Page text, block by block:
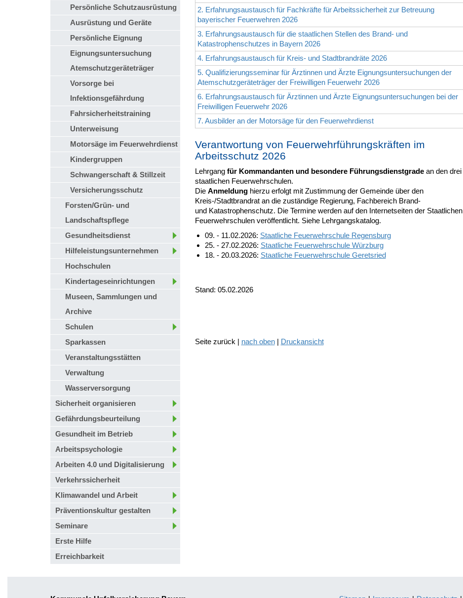
Persönliche Schutzausrüstung
Ausrüstung und Geräte
Persönliche Eignung
Eignungsuntersuchung
Atemschutzgeräteträger
Vorsorge bei
Infektionsgefährdung
Fahrsicherheitstraining
Unterweisung
Motorsäge im Feuerwehrdienst
Kindergruppen
Schwangerschaft & Stillzeit
Versicherungsschutz
Forsten/Grün- und
Landschaftspflege
Gesundheitsdienst
Hilfeleistungsunternehmen
Hochschulen
Kindertageseinrichtungen
Museen, Sammlungen und
Archive
Schulen
Sparkassen
Veranstaltungsstätten
Verwaltung
Wasserversorgung
Sicherheit organisieren
Gefährdungsbeurteilung
Gesundheit im Betrieb
Arbeitspsychologie
Arbeiten 4.0 und Digitalisierung
Verkehrssicherheit
Klimawandel und Arbeit
Präventionskultur gestalten
Seminare
Erste Hilfe
Erreichbarkeit
2. Erfahrungsaustausch für Fachkräfte für Arbeitssicherheit zur Betreuung
bayerischer Feuerwehren 2026
3. Erfahrungsaustausch für die staatlichen Stellen des Brand- und
Katastrophenschutzes in Bayern 2026
4. Erfahrungsaustausch für Kreis- und Stadtbrandräte 2026
5. Qualifizierungsseminar für Ärztinnen und Ärzte Eignungsuntersuchungen der
Atemschutzgeräteträger der Freiwilligen Feuerwehr 2026
6. Erfahrungsaustausch für Ärztinnen und Ärzte Eignungsuntersuchungen bei der
Freiwilligen Feuerwehr 2026
7. Ausbilder an der Motorsäge für den Feuerwehrdienst
Verantwortung von Feuerwehrführungskräften im
Arbeitsschutz 2026
Lehrgang für Kommandanten und besondere Führungsdienstgradean den drei
staatlichen Feuerwehrschulen.
Die Anmeldung hierzu erfolgt mit Zustimmung der Gemeinde über den
Kreis-/Stadtbrandrat an die zuständige Regierung, Fachbereich Brand-
und Katastrophenschutz. Die Termine werden auf den Internetseiten der Staatlichen
Feuerwehrschulen veröffentlicht. Siehe Lehrgangskatalog.
09. - 11.02.2026: Staatliche Feuerwehrschule Regensburg
25. - 27.02.2026: Staatliche Feuerwehrschule Würzburg
18. - 20.03.2026: Staatliche Feuerwehrschule Geretsried
Stand: 05.02.2026
Seite zurück | nach oben| Druckansicht